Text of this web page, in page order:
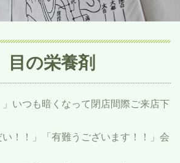
の栄養剤
」いつも暗くなって閉店間際ご来店下
い！！」「有難うございます！！」会